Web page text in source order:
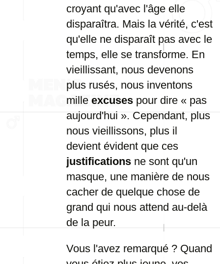
croyant qu'avec l'âge elle
disparaîtra. Mais la vérité, c'est
qu'elle ne disparaît pas avec le
temps, elle se transforme. En
vieillissant, nous devenons
plus rusés, nous inventons
mille excuses pour dire « pas
aujourd'hui ». Cependant, plus
nous vieillissons, plus il
devient évident que ces
justifications ne sont qu'un
masque, une manière de nous
cacher de quelque chose de
grand qui nous attend au-delà
de la peur.
Vous l'avez remarqué ? Quand